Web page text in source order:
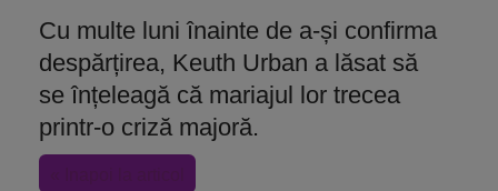
Cu multe luni înainte de a-și confirma
despărțirea, Keuth Urban a lăsat să
se înțeleagă că mariajul lor trecea
printr-o criză majoră.